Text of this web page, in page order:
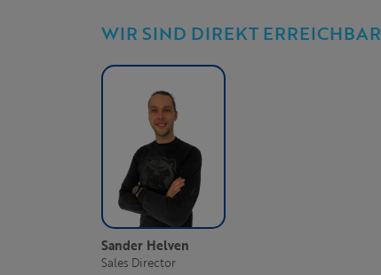
WIR SIND DIREKT ERREICHBAR
Sander Helven
Sales Director